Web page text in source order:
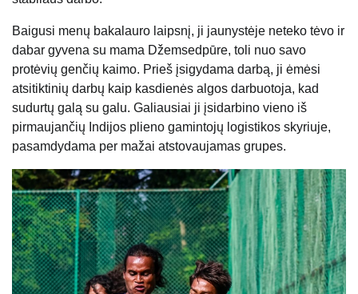
Baigusi menų bakalauro laipsnį, ji jaunystėje neteko tėvo ir
dabar gyvena su mama Džemsedpūre, toli nuo savo
protėvių genčių kaimo. Prieš įsigydama darbą, ji ėmėsi
atsitiktinių darbų kaip kasdienės algos darbuotoja, kad
sudurtų galą su galu. Galiausiai ji įsidarbino vieno iš
pirmaujančių Indijos plieno gamintojų logistikos skyriuje,
pasamdydama per mažai atstovaujamas grupes.